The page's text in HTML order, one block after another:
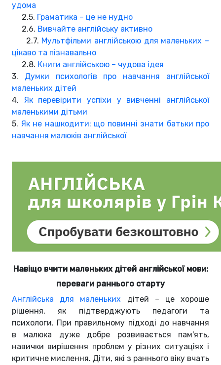
удома
2.5. Граматика – це не нудно
2.6. Вивчайте англійську активно
2.7. Мультфільми англійською для маленьких –
цікаво та пізнавально
2.8. Книги англійською – чудова ідея
3. Думки психологів про навчання англійської
маленьких дітей
4. Як перевірити успіхи у вивченні англійської
маленькими дітьми
5. Як не нашкодити: що повинні знати батьки про
навчання малюків англійської
Навіщо вчити маленьких дітей англійської мови:
переваги раннього старту
Англійська для маленьких дітей – це хороше
рішення, як підтверджують педагоги та
психологи. При правильному підході до навчання
в малюка дуже добре розвивається пам'ять,
навички вирішення проблем у різних ситуаціях і
критичне мислення. Діти, які з раннього віку вчать